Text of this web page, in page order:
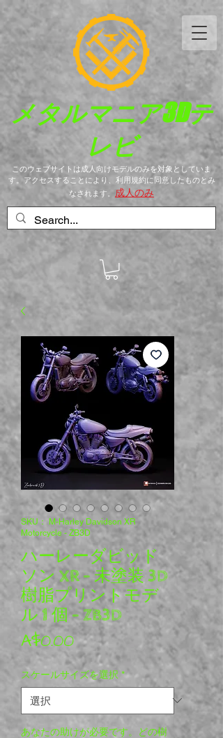
メタルマニア3Dテ
レビ
このウェブサイトは成人向けモデルのみを対象としていま
す。アクセスすることにより、利用規約に同意したものとみ
なされます。 成人のみ
SKU： M-Harley Davidson XR
Motorcycle - ZB3D
ハーレーダビッド
ソン XR - 未塗装 3D
樹脂プリントモデ
ル 1 個 - ZB3D
A$0.00価格
スケールサイズを選択 *
あなたの助けが必要です。どの樹